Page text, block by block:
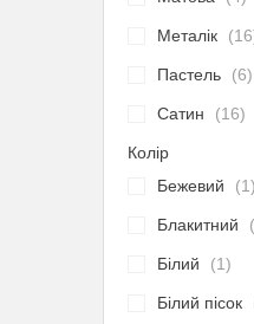
Металік 16
Пастель 6
Сатин 16
Колір
Бежевий
1
Блакитний
Білий 1
Білий пісок